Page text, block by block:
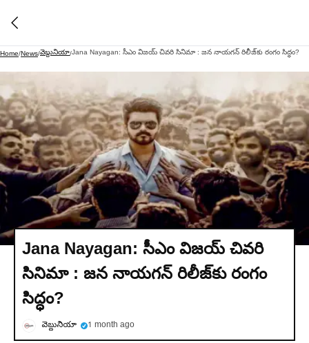
Home/News/వెబ్దునియా/Jana Nayagan: సీఎం విజయ్ చివరి సినిమా : జన నాయగన్ రిలీజ్‌కు రంగం సిద్ధం?
Jana Nayagan: సీఎం విజయ్ చివరి
సినిమా : జన నాయగన్ రిలీజ్‌కు రంగం
సిద్ధం?
వెబ్దునియా 1 month ago